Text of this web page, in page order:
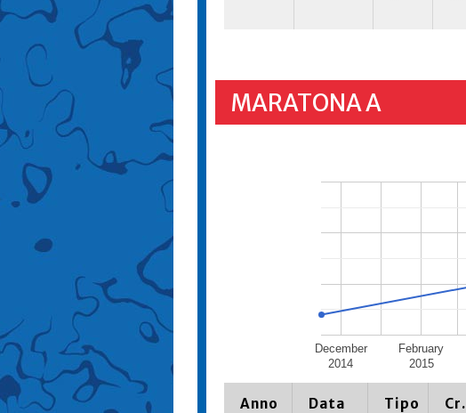
MARATONA A
December
2014
February
2015
Anno Data Tipo Cr.